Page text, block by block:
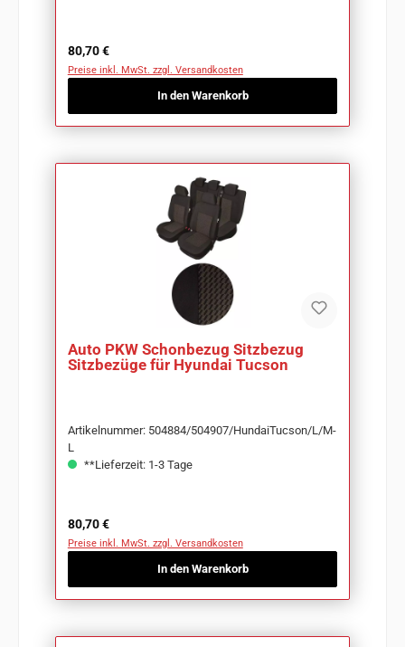
Regulärer Preis:
80,70 €
Preise inkl. MwSt. zzgl. Versandkosten
In den Warenkorb
Auto PKW Schonbezug Sitzbezug
Sitzbezüge für Hyundai Tucson
Artikelnummer: 504884/504907/HundaiTucson/L/M-
L
**Lieferzeit: 1-3 Tage
Regulärer Preis:
80,70 €
Preise inkl. MwSt. zzgl. Versandkosten
In den Warenkorb